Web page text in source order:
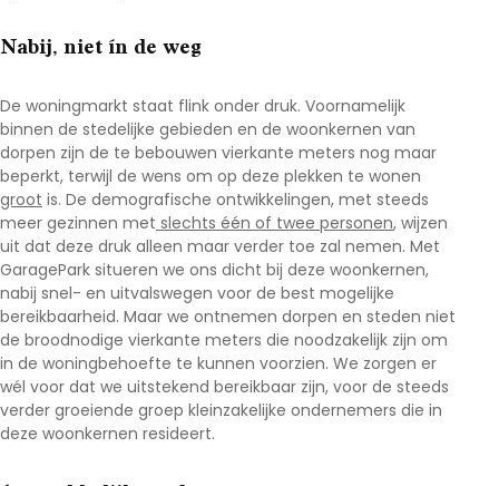
Nabij, niet ín de weg
De woningmarkt staat flink onder druk. Voornamelijk
binnen de stedelijke gebieden en de woonkernen van
dorpen zijn de te bebouwen vierkante meters nog maar
beperkt, terwijl de wens om op deze plekken te wonen
groot is. De demografische ontwikkelingen, met steeds
meer gezinnen met slechts één of twee personen, wijzen
uit dat deze druk alleen maar verder toe zal nemen. Met
GaragePark situeren we ons dicht bij deze woonkernen,
nabij snel- en uitvalswegen voor de best mogelijke
bereikbaarheid. Maar we ontnemen dorpen en steden niet
de broodnodige vierkante meters die noodzakelijk zijn om
in de woningbehoefte te kunnen voorzien. We zorgen er
wél voor dat we uitstekend bereikbaar zijn, voor de steeds
verder groeiende groep kleinzakelijke ondernemers die in
deze woonkernen resideert.